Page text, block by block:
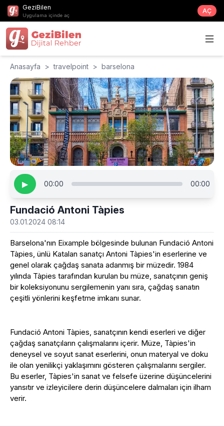
GeziBilen
Uygulama içinde aç
AÇ
Anasayfa > travelpoint > barselona
▶ 00:00 00:00
Fundació Antoni Tàpies
03.01.2024 08:14
Barselona'nın Eixample bölgesinde bulunan Fundació Antoni
Tàpies, ünlü Katalan sanatçı Antoni Tàpies'in eserlerine ve
genel olarak çağdaş sanata adanmış bir müzedir. 1984
yılında Tàpies tarafından kurulan bu müze, sanatçının geniş
bir koleksiyonunu sergilemenin yanı sıra, çağdaş sanatın
çeşitli yönlerini keşfetme imkanı sunar.
Fundació Antoni Tàpies, sanatçının kendi eserleri ve diğer
çağdaş sanatçıların çalışmalarını içerir. Müze, Tàpies'in
deneysel ve soyut sanat eserlerini, onun materyal ve doku
ile olan yenilikçi yaklaşımını gösteren çalışmalarını sergiler.
Bu eserler, Tàpies'in sanat ve felsefe üzerine düşüncelerini
yansıtır ve izleyicilere derin düşüncelere dalmaları için ilham
verir.